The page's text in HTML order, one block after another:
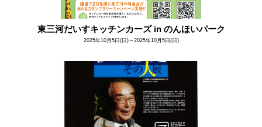
東三河だいすキッチンカーズ in のんほいパーク
2025年10月5日(日)～2025年10月5日(日)